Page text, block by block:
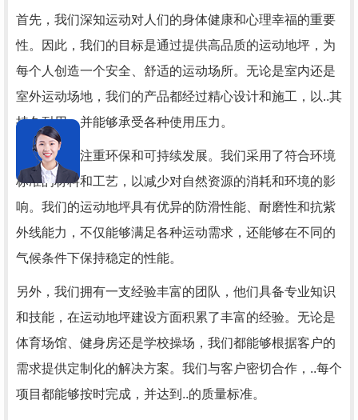
首先，我们深知运动对人们的身体健康和心理幸福的重要
性。因此，我们的目标是通过提供高品质的运动地坪，为
每个人创造一个安全、舒适的运动场所。无论是室内还是
室外运动场地，我们的产品都经过精心设计和施工，以..其
持久耐用，并能够承受各种使用压力。
其次，我们注重环保和可持续发展。我们采用了符合环境
标准的材料和工艺，以减少对自然资源的消耗和环境的影
响。我们的运动地坪具有优异的防滑性能、耐磨性和抗紫
外线能力，不仅能够满足各种运动需求，还能够在不同的
气候条件下保持稳定的性能。
另外，我们拥有一支经验丰富的团队，他们具备专业知识
和技能，在运动地坪建设方面积累了丰富的经验。无论是
体育场馆、健身房还是学校操场，我们都能够根据客户的
需求提供定制化的解决方案。我们与客户密切合作，..每个
项目都能够按时完成，并达到..的质量标准。